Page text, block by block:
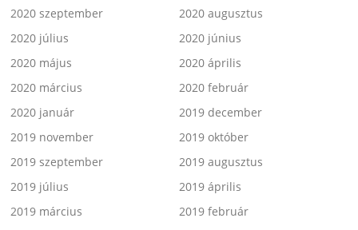
2020 szeptember
2020 augusztus
2020 július
2020 június
2020 május
2020 április
2020 március
2020 február
2020 január
2019 december
2019 november
2019 október
2019 szeptember
2019 augusztus
2019 július
2019 április
2019 március
2019 február